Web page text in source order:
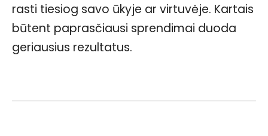
rasti tiesiog savo ūkyje ar virtuvėje. Kartais
būtent paprasčiausi sprendimai duoda
geriausius rezultatus.